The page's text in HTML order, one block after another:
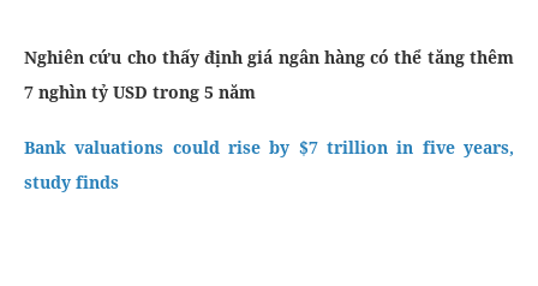
Nghiên cứu cho thấy định giá ngân hàng có thể tăng thêm
7 nghìn tỷ USD trong 5 năm
Bank valuations could rise by $7 trillion in five years,
study finds